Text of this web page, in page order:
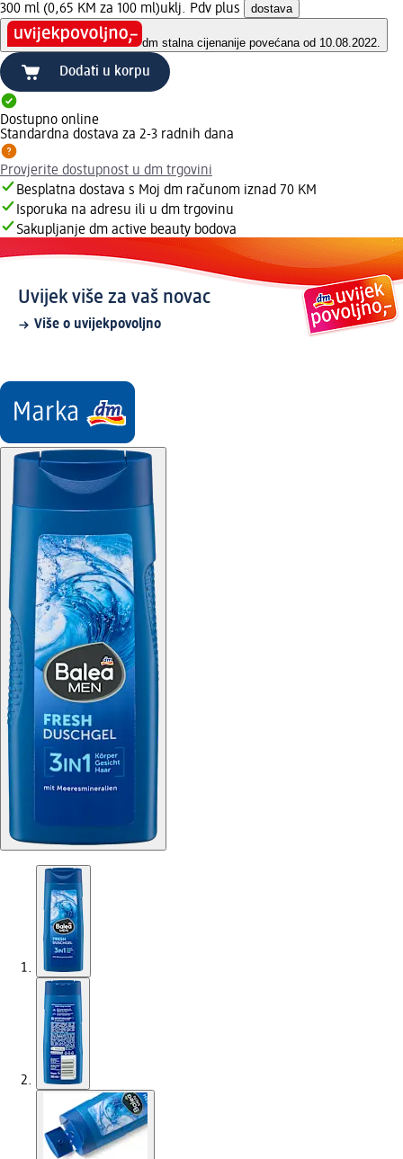
300 ml (0,65 KM za 100 ml)uklj. Pdv plus dostava
dm stalna cijenanije povećana od 10.08.2022.
Dodati u korpu
Dostupno online
Standardna dostava za 2-3 radnih dana
Provjerite dostupnost u dm trgovini
Besplatna dostava s Moj dm računom iznad 70 KM
Isporuka na adresu ili u dm trgovinu
Sakupljanje dm active beauty bodova
Uvijek više za vaš novac
Više o uvijekpovoljno